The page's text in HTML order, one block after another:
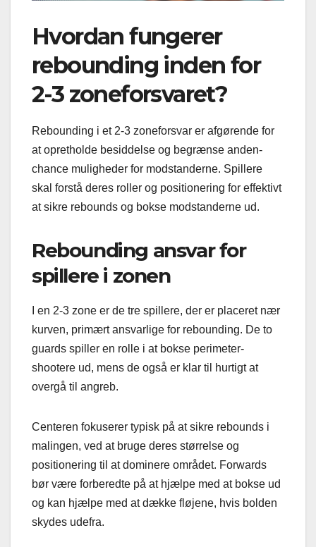
Hvordan fungerer
rebounding inden for
2-3 zoneforsvaret?
Rebounding i et 2-3 zoneforsvar er afgørende for
at opretholde besiddelse og begrænse anden-
chance muligheder for modstanderne. Spillere
skal forstå deres roller og positionering for effektivt
at sikre rebounds og bokse modstanderne ud.
Rebounding ansvar for
spillere i zonen
I en 2-3 zone er de tre spillere, der er placeret nær
kurven, primært ansvarlige for rebounding. De to
guards spiller en rolle i at bokse perimeter-
shootere ud, mens de også er klar til hurtigt at
overgå til angreb.
Centeren fokuserer typisk på at sikre rebounds i
malingen, ved at bruge deres størrelse og
positionering til at dominere området. Forwards
bør være forberedte på at hjælpe med at bokse ud
og kan hjælpe med at dække fløjene, hvis bolden
skydes udefra.